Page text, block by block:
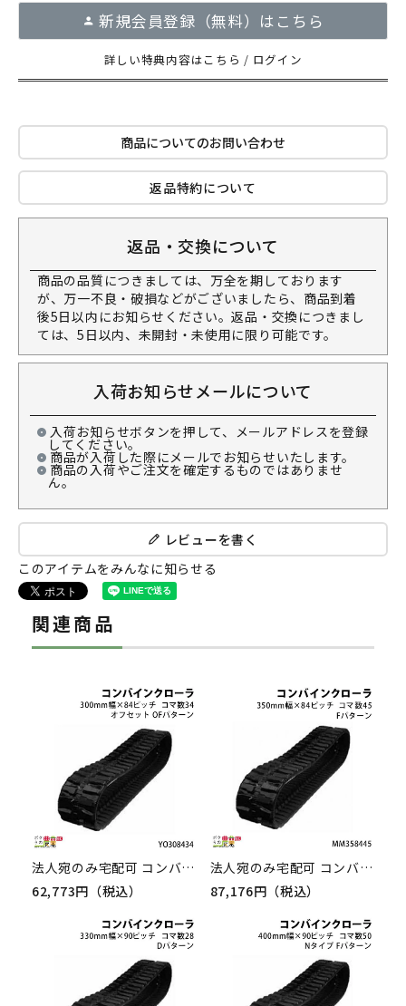
新規会員登録（無料）はこちら
詳しい特典内容はこちら / ログイン
商品についてのお問い合わせ
返品特約について
返品・交換について
商品の品質につきましては、万全を期しております
が、万一不良・破損などがございましたら、商品到着
後5日以内にお知らせください。返品・交換につきまし
ては、5日以内、未開封・未使用に限り可能です。
入荷お知らせメールについて
入荷お知らせボタンを押して、メールアドレスを登録
してください。
商品が入荷した際にメールでお知らせいたします。
商品の入荷やご注文を確定するものではありませ
ん。
レビューを書く
このアイテムをみんなに知らせる
関連商品
法人宛のみ宅配可 コンバインゴムクローラ 300幅×84ピッチ オフセット コマ数34 YO3084シリーズ OFパターン YO308434 1本
62,773円（税込）
法人宛のみ宅配可 コンバインゴムクローラ 350幅×84ピッチ コマ数45 MM3584シリーズ [Fパターン] MM358445 1本
87,176円（税込）